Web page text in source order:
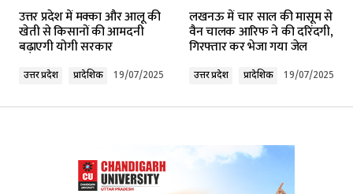
Required fields are marked*
Your Name*
उत्तर प्रदेश में मक्का और आलू की
खेती से किसानों की आमदनी
बढ़ाएगी योगी सरकार
उत्तर प्रदेश प्रादेशिक 19/07/2025
लखनऊ में चार साल की मासूम से
वैन चालक आरिफ ने की दरिंदगी,
गिरफ्तार कर भेजा गया जेल
उत्तर प्रदेश प्रादेशिक 19/07/2025